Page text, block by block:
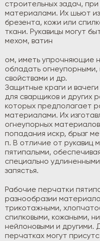
строительных задач,
материалами. Их шьют
брезента, кожи или
ткани. Рукавицы могут
мехом, ватин
ом, иметь упрочняющие
обладать
свойствами и др.
Защитные краги и
для сварщиков и других
которых предполагает
материалами. Их
огнеупорных
попадания искр, брызг
п. В отличие от рукавиц
пятипалыми,
специально
запястья.
Рабочие перчатки
разнообразии
трикотажными,
спилковыми, кожаными,
нейлоновыми и другими.
перчатках могут